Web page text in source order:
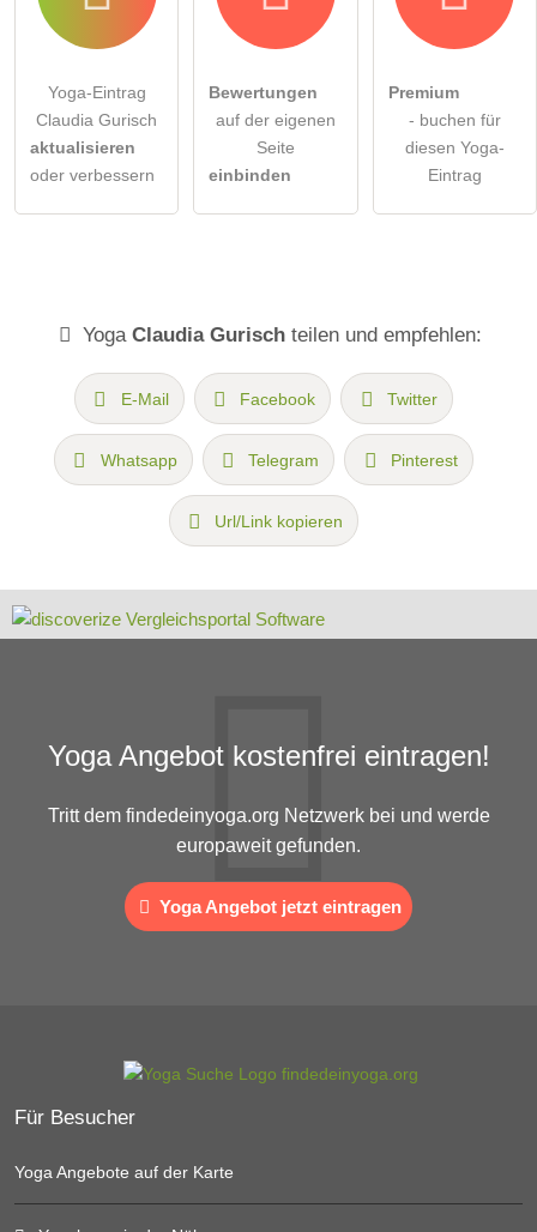
Yoga-Eintrag
Claudia Gurisch
aktualisieren
oder verbessern
Bewertungen
auf der eigenen
Seite
einbinden
Premium
- buchen für
diesen Yoga-
Eintrag
YogaClaudia Gurisch teilen und empfehlen:
E-Mail Facebook Twitter
Whatsapp Telegram Pinterest
Url/Link kopieren
Yoga Angebot kostenfrei eintragen!
Tritt dem findedeinyoga.org Netzwerk bei und werde
europaweit gefunden.
Yoga Angebot jetzt eintragen
Für Besucher
Yoga Angebote auf der Karte